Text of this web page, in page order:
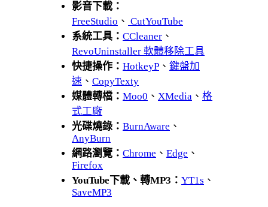
影音下載：
FreeStudio 、 CutYouTube
系統工具： CCleaner 、
RevoUninstaller 軟體移除工具
快捷操作： HotkeyP 、 鍵盤加
速 、 CopyTexty
媒體轉檔： Moo0 、 XMedia 、 格
式工廠
光碟燒錄： BurnAware 、
AnyBurn
網路瀏覽： Chrome 、 Edge 、
Firefox
YouTube下載、轉MP3： YT1s 、
SaveMP3